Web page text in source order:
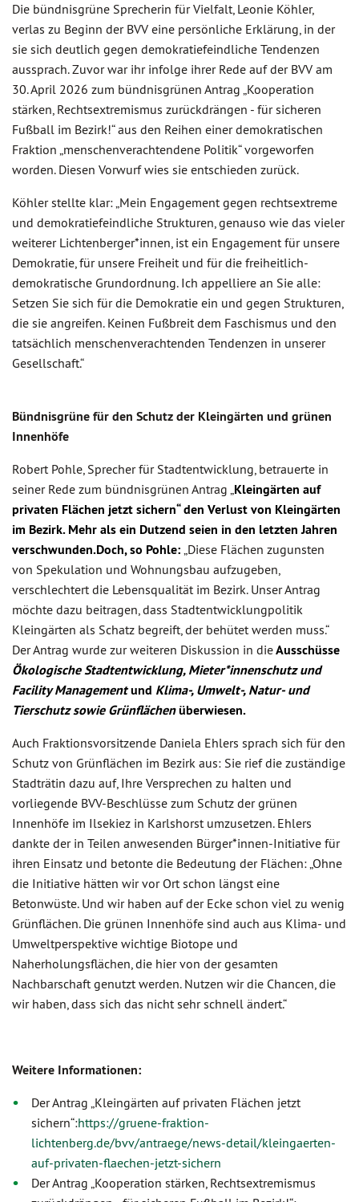
Die bündnisgrüne Sprecherin für Vielfalt, Leonie Köhler,
verlas zu Beginn der BVV eine persönliche Erklärung, in der
sie sich deutlich gegen demokratiefeindliche Tendenzen
aussprach. Zuvor war ihr infolge ihrer Rede auf der BVV am
30. April 2026 zum bündnisgrünen Antrag „Kooperation
stärken, Rechtsextremismus zurückdrängen - für sicheren
Fußball im Bezirk!“ aus den Reihen einer demokratischen
Fraktion „menschenverachtendene Politik“ vorgeworfen
worden. Diesen Vorwurf wies sie entschieden zurück.
Köhler stellte klar: „Mein Engagement gegen rechtsextreme
und demokratiefeindliche Strukturen, genauso wie das vieler
weiterer Lichtenberger*innen, ist ein Engagement für unsere
Demokratie, für unsere Freiheit und für die freiheitlich-
demokratische Grundordnung. Ich appelliere an Sie alle:
Setzen Sie sich für die Demokratie ein und gegen Strukturen,
die sie angreifen. Keinen Fußbreit dem Faschismus und den
tatsächlich menschenverachtenden Tendenzen in unserer
Gesellschaft.“
Bündnisgrüne für den Schutz der Kleingärten und grünen
Innenhöfe
Robert Pohle, Sprecher für Stadtentwicklung, betrauerte in
seiner Rede zum bündnisgrünen Antrag „Kleingärten auf
privaten Flächen jetzt sichern“ den Verlust von Kleingärten
im Bezirk. Mehr als ein Dutzend seien in den letzten Jahren
verschwunden.Doch, so Pohle: „Diese Flächen zugunsten
von Spekulation und Wohnungsbau aufzugeben,
verschlechtert die Lebensqualität im Bezirk. Unser Antrag
möchte dazu beitragen, dass Stadtentwicklungpolitik
Kleingärten als Schatz begreift, der behütet werden muss.“
Der Antrag wurde zur weiteren Diskussion in dieAusschüsse
Ökologische Stadtentwicklung, Mieter*innenschutz und
Facility Managementund Klima-, Umwelt-, Natur- und
Tierschutz sowie Grünflächenüberwiesen.
Auch Fraktionsvorsitzende Daniela Ehlers sprach sich für den
Schutz von Grünflächen im Bezirk aus: Sie rief die zuständige
Stadträtin dazu auf, Ihre Versprechen zu halten und
vorliegende BVV-Beschlüsse zum Schutz der grünen
Innenhöfe im Ilsekiez in Karlshorst umzusetzen. Ehlers
dankte der in Teilen anwesenden Bürger*innen-Initiative für
ihren Einsatz und betonte die Bedeutung der Flächen: „Ohne
die Initiative hätten wir vor Ort schon längst eine
Betonwüste. Und wir haben auf der Ecke schon viel zu wenig
Grünflächen. Die grünen Innenhöfe sind auch aus Klima- und
Umweltperspektive wichtige Biotope und
Naherholungsflächen, die hier von der gesamten
Nachbarschaft genutzt werden. Nutzen wir die Chancen, die
wir haben, dass sich das nicht sehr schnell ändert.“
Weitere Informationen:
Der Antrag „Kleingärten auf privaten Flächen jetzt
sichern“:https://gruene-fraktion-
lichtenberg.de/bvv/antraege/news-detail/kleingaerten-
auf-privaten-flaechen-jetzt-sichern
Der Antrag „Kooperation stärken, Rechtsextremismus